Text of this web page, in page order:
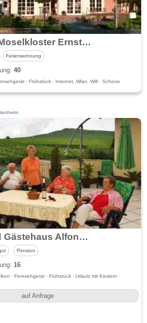
Ferienhaus Moselkloster Ernst Eifel & Weingut Christoph Eifel
Ferienwohnung
40
· Frühstück · Internet, Wlan, Wifi · Schöne
Weingut und Gästehaus Alfons Bollig
Pension
16
· Fernsehgerät · Frühstück · Urlaub mit Kindern ·
auf Anfrage